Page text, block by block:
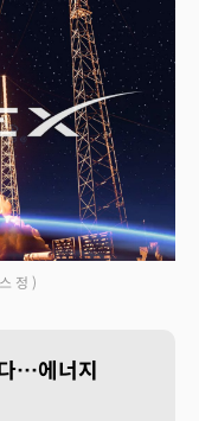
정 )
…에너지